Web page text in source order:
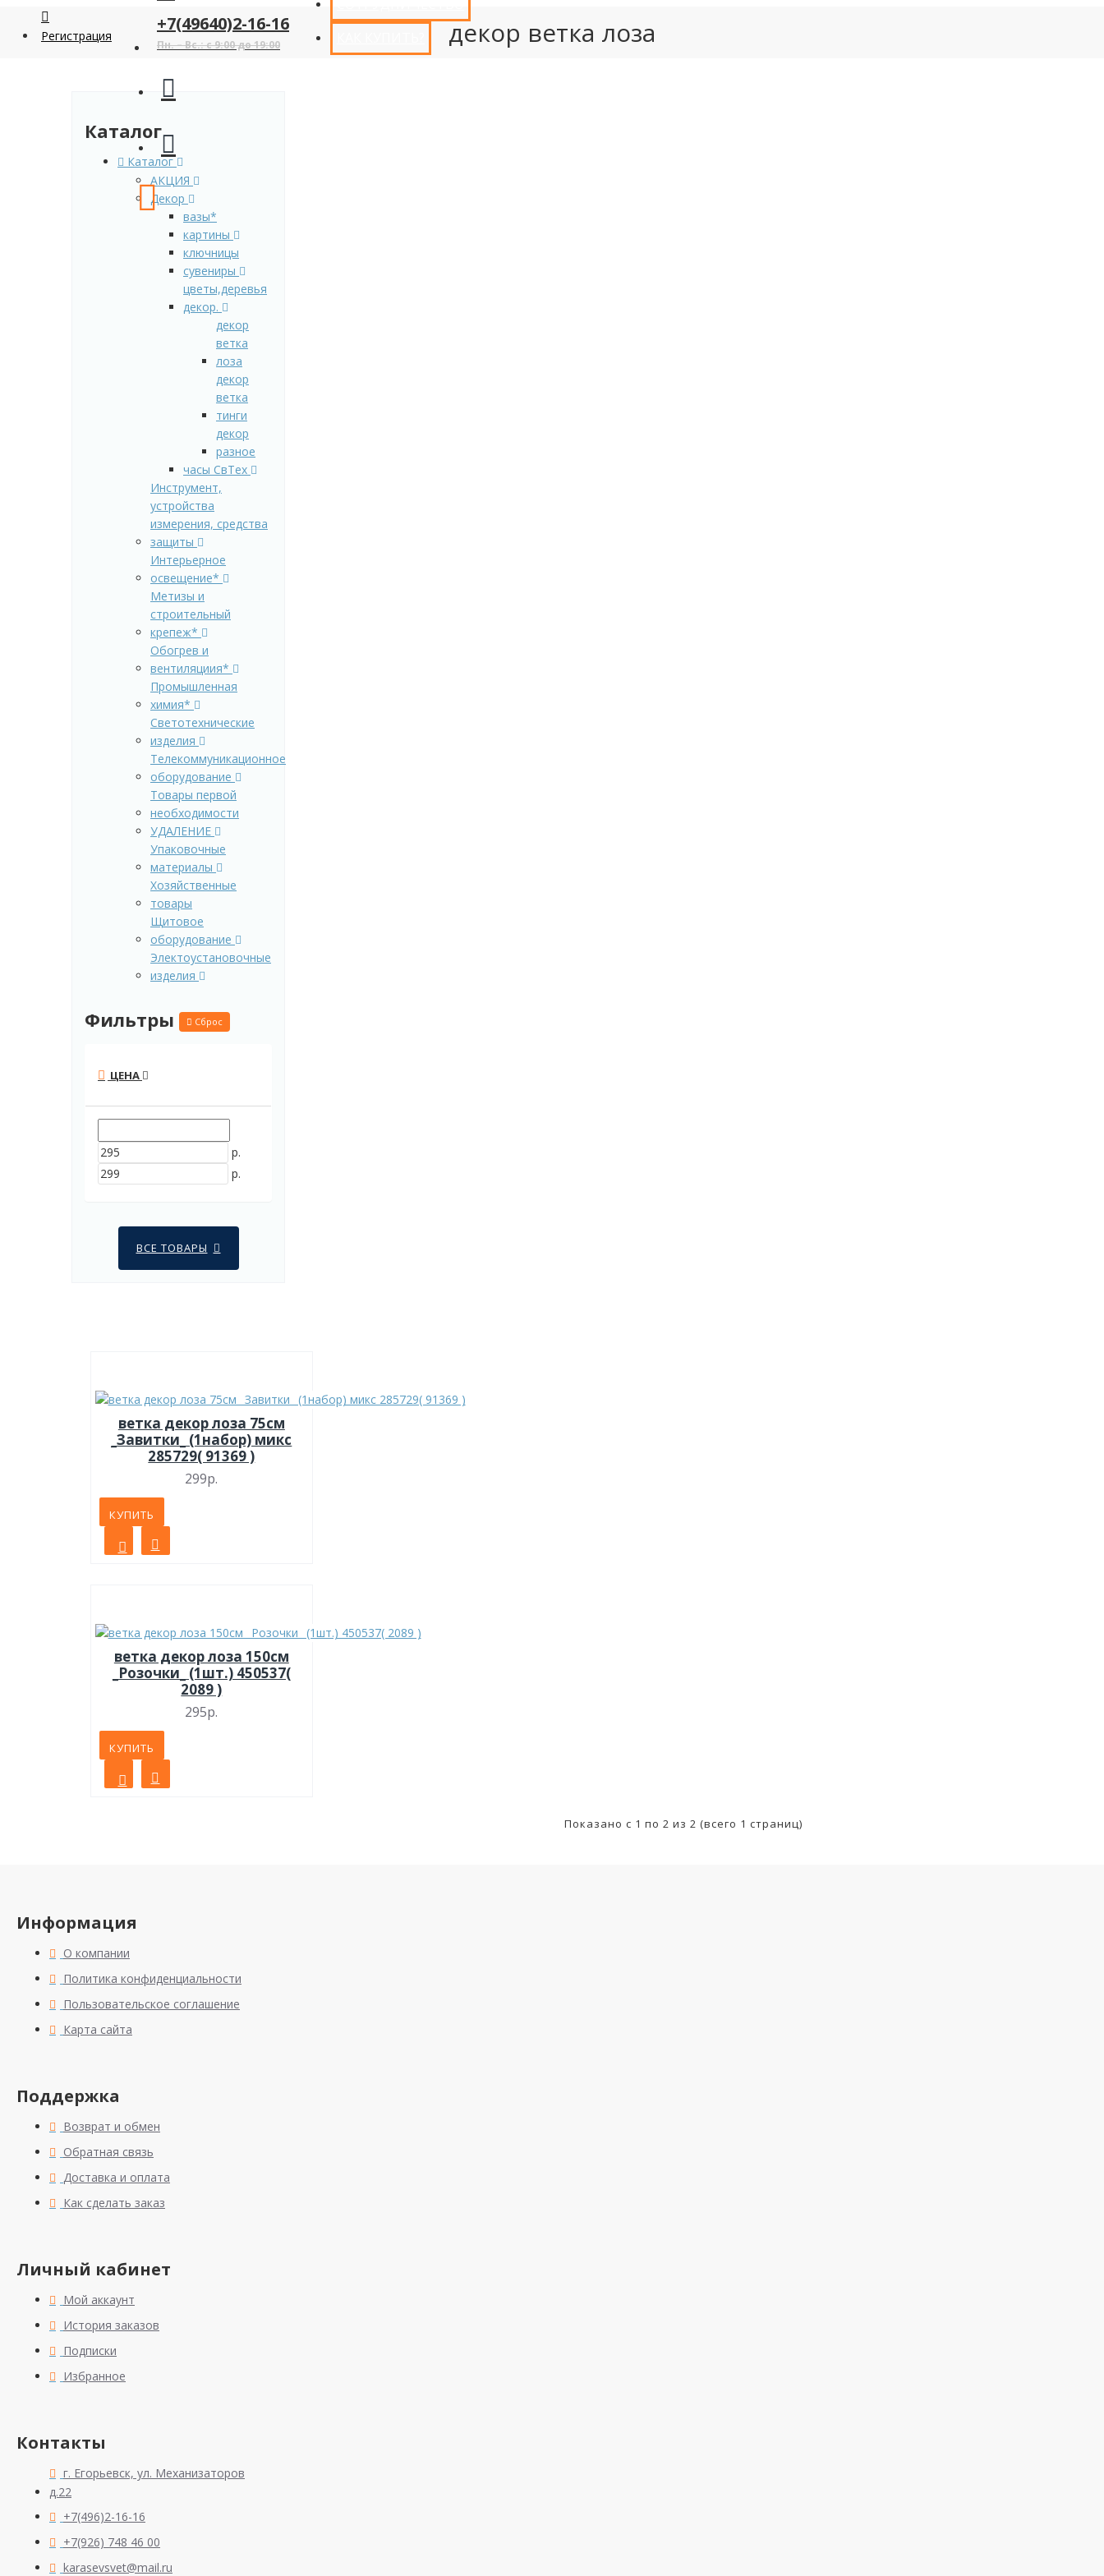
Регистрация
+7(49640)2-16-16
Пн. – Вс.: с 9:00 до 19:00 декор ветка лоза
Каталог
Каталог
АКЦИЯ
Декор
вазы*
картины
ключницы
сувениры
цветы,деревья
декор.
декор
ветка
лоза
декор
ветка
тинги
декор
разное
часы СвТех
Инструмент,
устройства
измерения, средства
защиты
Интерьерное
освещение*
Метизы и
строительный
крепеж*
Обогрев и
вентиляциия*
Промышленная
химия*
Светотехнические
изделия
Телекоммуникационное
оборудование
Товары первой
необходимости
УДАЛЕНИЕ
Упаковочные
материалы
Хозяйственные
товары
Щитовое
оборудование
Электоустановочные
изделия
Фильтры Сброс
ЦЕНА
р.
р.
ВСЕ ТОВАРЫ
ветка декор лоза 75см
_Завитки_ (1набор) микс
285729( 91369 )
299р.
КУПИТЬ
ветка декор лоза 150см
_Розочки_ (1шт.) 450537(
2089 )
295р.
КУПИТЬ
Показано с 1 по 2 из 2 (всего 1 страниц)
Информация
О компании
Политика конфиденциальности
Пользовательское соглашение
Карта сайта
Поддержка
Возврат и обмен
Обратная связь
Доставка и оплата
Как сделать заказ
Личный кабинет
Мой аккаунт
История заказов
Подписки
Избранное
Контакты
г. Егорьевск, ул. Механизаторов
д.22
+7(496)2-16-16
+7(926) 748 46 00
karasevsvet@mail.ru